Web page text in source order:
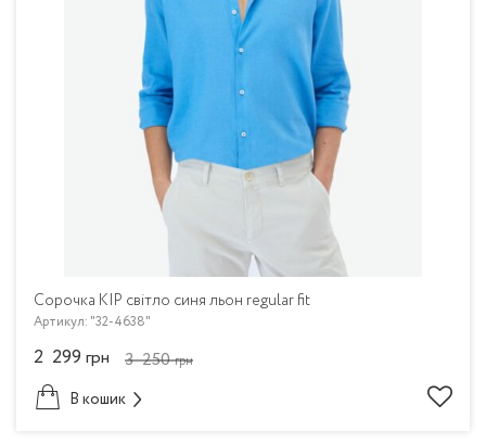
Сорочка KIP світло синя льон regular fit
Артикул: "32-4638"
3 250грн
2 299грн
В кошик